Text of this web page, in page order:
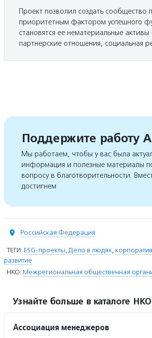
Проект позволил создать сообщество
приоритетным фактором успешного
становятся ее нематериальные
партнерские отношения, социальная
Поддержите работу
Мы работаем, чтобы у вас была
информация и полезные материалы
вопросу в благотворительности.
достигнем
Российская Федерация
ТЕГИ: ESG-проекты, Дело в людях,
развитие
НКО: Межрегиональная общественная
Узнайте больше в каталоге НКО
Ассоциация менеджеров